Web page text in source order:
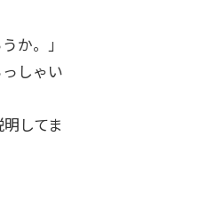
か。」
しゃい
してま